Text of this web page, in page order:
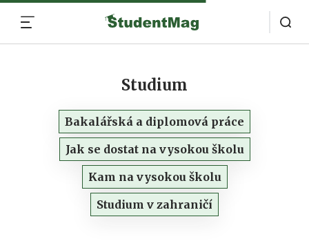
Studium
Bakalářská a diplomová práce
Jak se dostat na vysokou školu
Kam na vysokou školu
Studium v zahraničí